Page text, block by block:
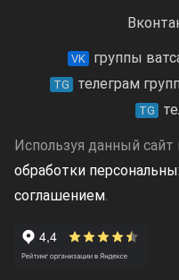
VK группы
TG телеграм
TG
Используя данный
обработки
соглашением.